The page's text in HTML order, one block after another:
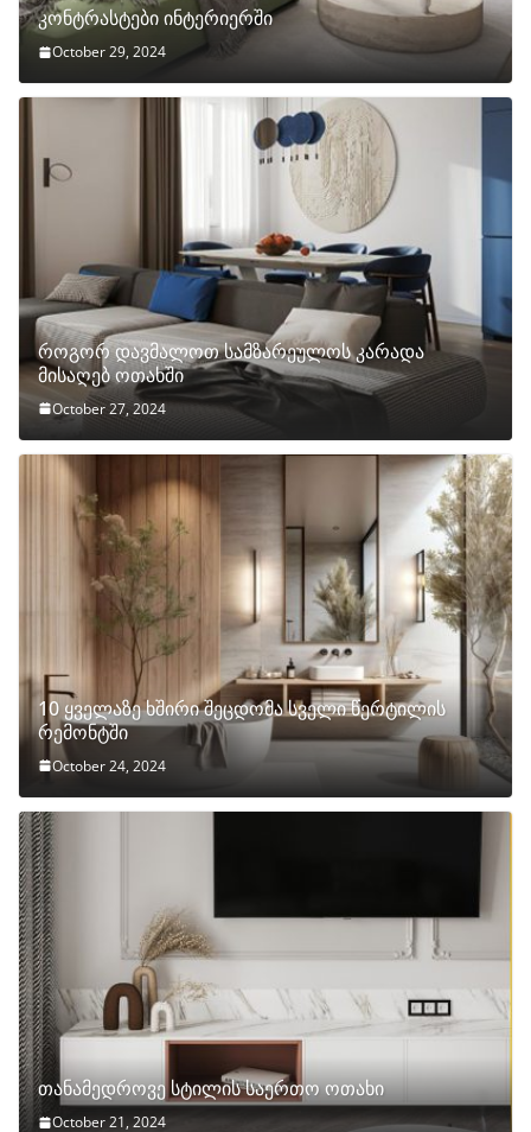
კონტრასტები ინტერიერში
October 29, 2024
როგორ დავმალოთ სამზარეულოს კარადა
მისაღებ ოთახში
October 27, 2024
10 ყველაზე ხშირი შეცდომა სველი წერტილის
რემონტში
October 24, 2024
თანამედროვე სტილის საერთო ოთახი
October 21, 2024